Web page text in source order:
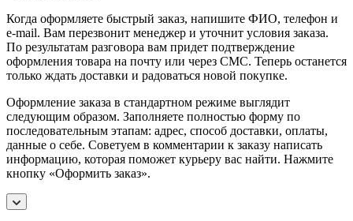
Когда оформляете быстрый заказ, напишите ФИО, телефон и
e-mail. Вам перезвонит менеджер и уточнит условия заказа.
По результатам разговора вам придет подтверждение
оформления товара на почту или через СМС. Теперь останется
только ждать доставки и радоваться новой покупке.
Оформление заказа в стандартном режиме выглядит
следующим образом. Заполняете полностью форму по
последовательным этапам: адрес, способ доставки, оплаты,
данные о себе. Советуем в комментарии к заказу написать
информацию, которая поможет курьеру вас найти. Нажмите
кнопку «Оформить заказ».